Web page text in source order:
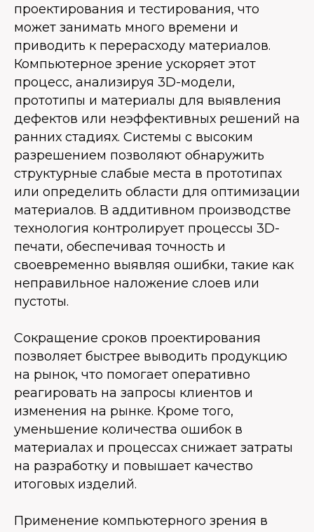
проектирования и тестирования, что
может занимать много времени и
приводить к перерасходу материалов.
Компьютерное зрение ускоряет этот
процесс, анализируя 3D-модели,
прототипы и материалы для выявления
дефектов или неэффективных решений на
ранних стадиях. Системы с высоким
разрешением позволяют обнаружить
структурные слабые места в прототипах
или определить области для оптимизации
материалов. В аддитивном производстве
технология контролирует процессы 3D-
печати, обеспечивая точность и
своевременно выявляя ошибки, такие как
неправильное наложение слоев или
пустоты.
Сокращение сроков проектирования
позволяет быстрее выводить продукцию
на рынок, что помогает оперативно
реагировать на запросы клиентов и
изменения на рынке. Кроме того,
уменьшение количества ошибок в
материалах и процессах снижает затраты
на разработку и повышает качество
итоговых изделий.
Применение компьютерного зрения в